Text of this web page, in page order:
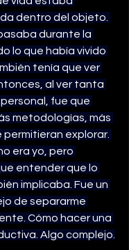
dentro del objeto.
durante la
lo que había vivido
tenía que ver
al ver tanta
fue que
metodologías, más
permitieran explorar.
era yo, pero
entender que lo
implicaba. Fue un
de separarme
Cómo hacer una
Algo complejo.